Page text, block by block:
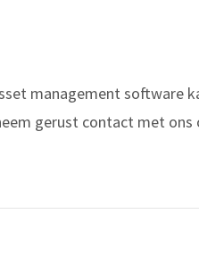
management software
gerust contact met ons